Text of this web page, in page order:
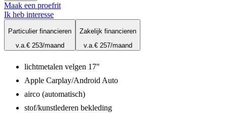
Maak een proefrit
Ik heb interesse
Particulier financieren
v.a.€ 253/maand
Zakelijk financieren
v.a.€ 257/maand
lichtmetalen velgen 17"
Apple Carplay/Android Auto
airco (automatisch)
stof/kunstlederen bekleding